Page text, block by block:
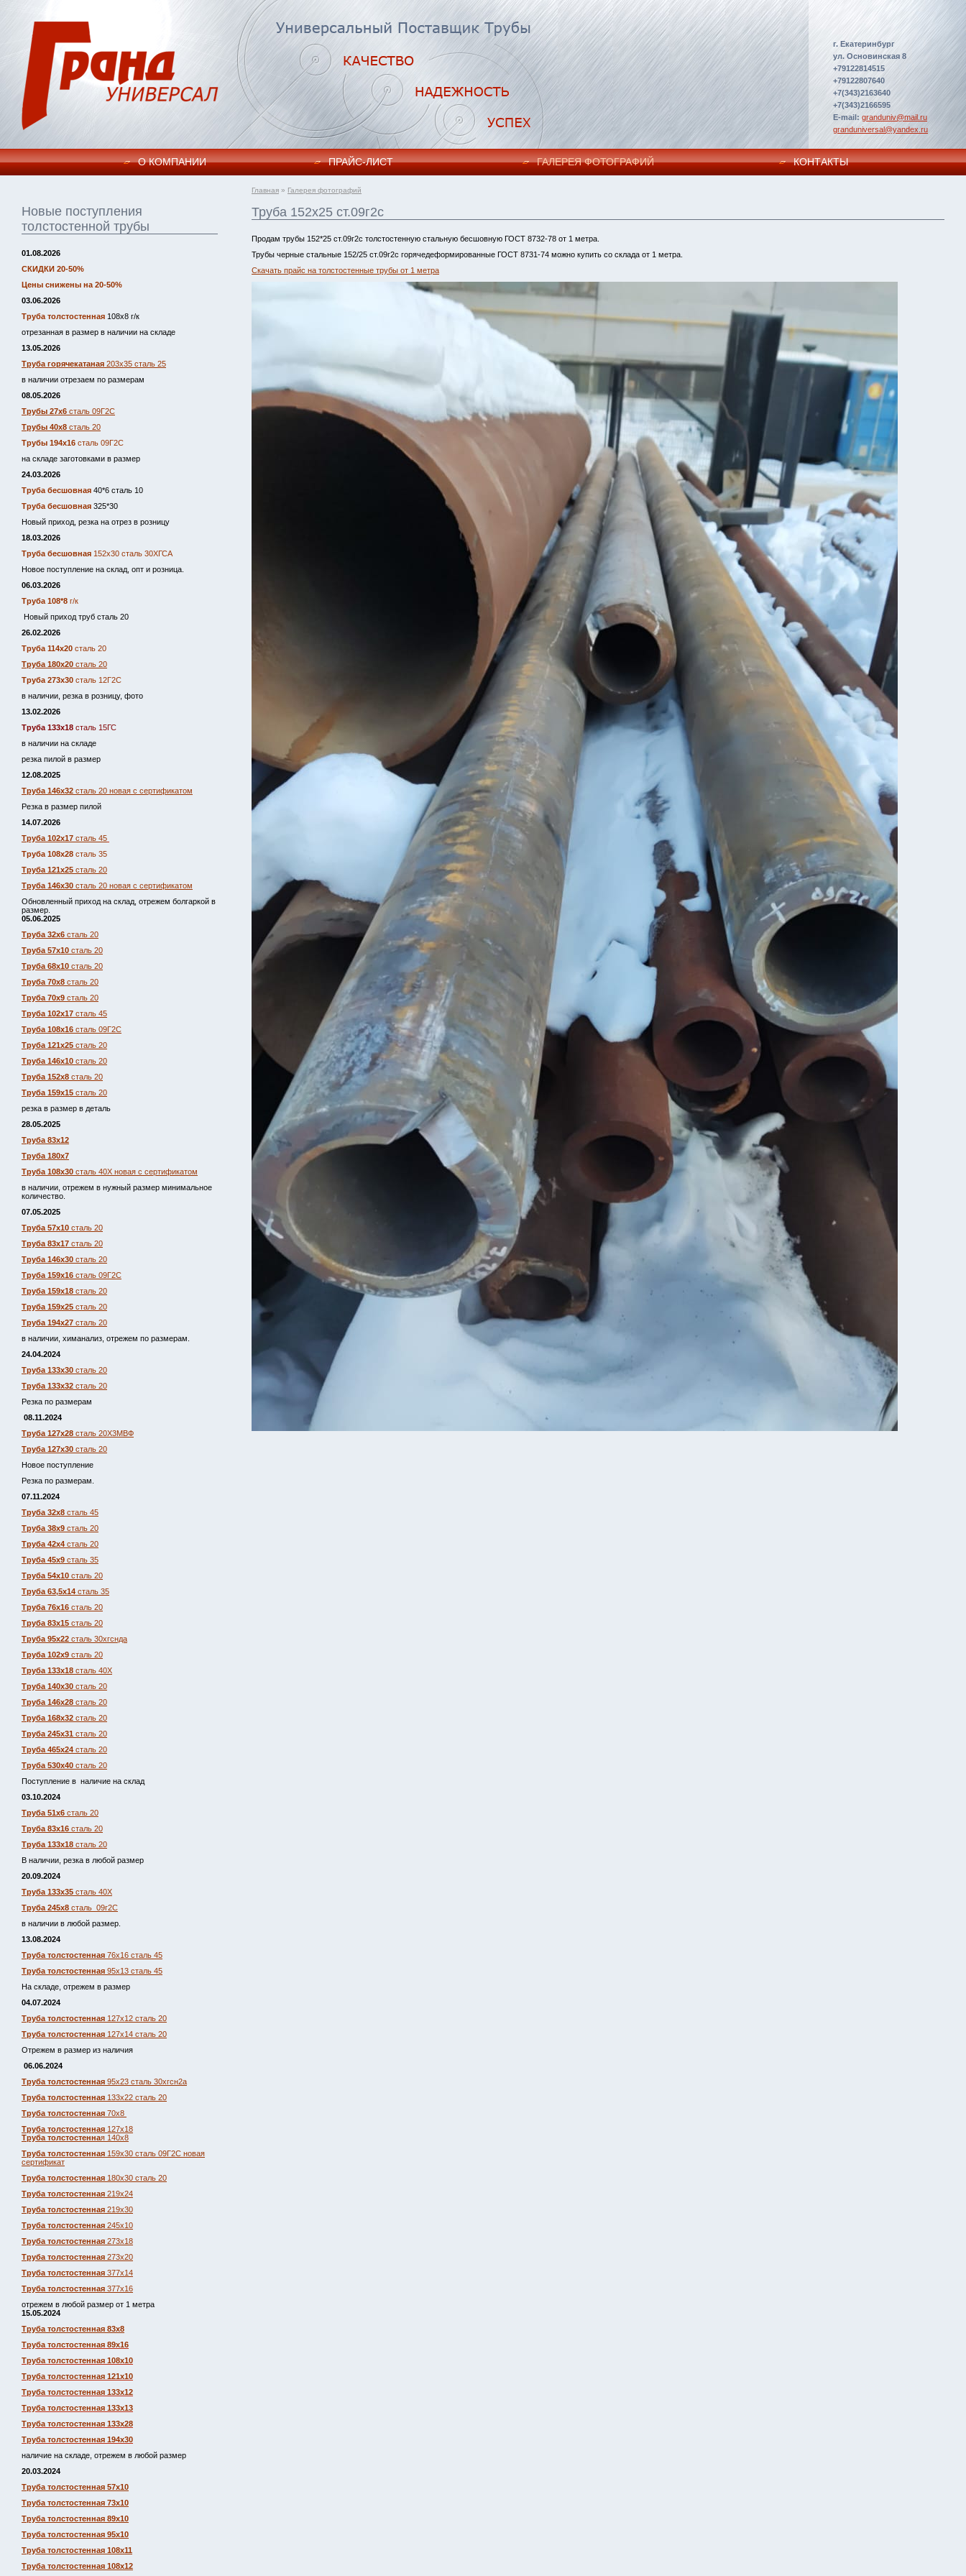
г. Екатеринбург
ул. Основинская 8
+79122814515
+79122807640
+7(343)2163640
+7(343)2166595
E-mail: granduniv@mail.ru
granduniversal@yandex.ru
О КОМПАНИИ ПРАЙC-ЛИСТ ГАЛЕРЕЯ ФОТОГРАФИЙ КОНТАКТЫ
Новые поступления
толстостенной трубы
01.08.2026
СКИДКИ 20-50%
Цены снижены на 20-50%
03.06.2026
Труба толстостенная 108х8 г/к
отрезанная в размер в наличии на складе
13.05.2026
Труба горячекатаная 203х35 сталь 25
в наличии отрезаем по размерам
08.05.2026
Трубы 27х6 сталь 09Г2С
Трубы 40х8 сталь 20
Трубы 194х16 сталь 09Г2С
на складе заготовками в размер
24.03.2026
Труба бесшовная 40*6 сталь 10
Труба бесшовная 325*30
Новый приход, резка на отрез в розницу
18.03.2026
Труба бесшовная 152х30 сталь 30ХГСА
Новое поступление на склад, опт и розница.
06.03.2026
Труба 108*8 г/к
Новый приход труб сталь 20
26.02.2026
Труба 114х20 сталь 20
Труба 180х20 сталь 20
Труба 273х30 сталь 12Г2С
в наличии, резка в розницу, фото
13.02.2026
Труба 133х18 сталь 15ГС
в наличии на складе
резка пилой в размер
12.08.2025
Труба 146х32 сталь 20 новая с сертификатом
Резка в размер пилой
14.07.2026
Труба 102х17 сталь 45
Труба 108х28 сталь 35
Труба 121х25 сталь 20
Труба 146х30 сталь 20 новая с сертификатом
Обновленный приход на склад, отрежем болгаркой в
размер.
05.06.2025
Труба 32х6 сталь 20
Труба 57х10 сталь 20
Труба 68х10 сталь 20
Труба 70х8 сталь 20
Труба 70х9 сталь 20
Труба 102х17 сталь 45
Труба 108х16 сталь 09Г2С
Труба 121х25 сталь 20
Труба 146х10 сталь 20
Труба 152х8 сталь 20
Труба 159х15 сталь 20
резка в размер в деталь
28.05.2025
Труба 83х12
Труба 180х7
Труба 108х30 сталь 40Х новая с сертификатом
в наличии, отрежем в нужный размер минимальное
количество.
07.05.2025
Труба 57х10 сталь 20
Труба 83х17 сталь 20
Труба 146х30 сталь 20
Труба 159х16 сталь 09Г2С
Труба 159х18 сталь 20
Труба 159х25 сталь 20
Труба 194х27 сталь 20
в наличии, химанализ, отрежем по размерам.
24.04.2024
Труба 133х30 сталь 20
Труба 133х32 сталь 20
Резка по размерам
08.11.2024
Труба 127х28 сталь 20Х3МВФ
Труба 127х30 сталь 20
Новое поступление
Резка по размерам.
07.11.2024
Труба 32х8 сталь 45
Труба 38х9 сталь 20
Труба 42х4 сталь 20
Труба 45х9 сталь 35
Труба 54х10 сталь 20
Труба 63,5х14 сталь 35
Труба 76х16 сталь 20
Труба 83х15 сталь 20
Труба 95х22 сталь 30хгснда
Труба 102х9 сталь 20
Труба 133х18 сталь 40Х
Труба 140х30 сталь 20
Труба 146х28 сталь 20
Труба 168х32 сталь 20
Труба 245х31 сталь 20
Труба 465х24 сталь 20
Труба 530х40 сталь 20
Поступление в наличие на склад
03.10.2024
Труба 51х6 сталь 20
Труба 83х16 сталь 20
Труба 133х18 сталь 20
В наличии, резка в любой размер
20.09.2024
Труба 133х35 сталь 40Х
Труба 245х8 сталь 09г2С
в наличии в любой размер.
13.08.2024
Труба толстостенная 76х16 сталь 45
Труба толстостенная 95х13 сталь 45
На складе, отрежем в размер
04.07.2024
Труба толстостенная 127х12 сталь 20
Труба толстостенная 127х14 сталь 20
Отрежем в размер из наличия
06.06.2024
Труба толстостенная 95х23 сталь 30хгсн2а
Труба толстостенная 133х22 сталь 20
Труба толстостенная 70х8
Труба толстостенная 127х18
Труба толстостенная 140х8
Труба толстостенная 159х30 сталь 09Г2С новая
сертификат
Труба толстостенная 180х30 сталь 20
Труба толстостенная 219х24
Труба толстостенная 219х30
Труба толстостенная 245х10
Труба толстостенная 273х18
Труба толстостенная 273х20
Труба толстостенная 377х14
Труба толстостенная 377х16
отрежем в любой размер от 1 метра
15.05.2024
Труба толстостенная 83х8
Труба толстостенная 89х16
Труба толстостенная 108х10
Труба толстостенная 121х10
Труба толстостенная 133х12
Труба толстостенная 133х13
Труба толстостенная 133х28
Труба толстостенная 194х30
наличие на складе, отрежем в любой размер
20.03.2024
Труба толстостенная 57х10
Труба толстостенная 73х10
Труба толстостенная 89х10
Труба толстостенная 95х10
Труба толстостенная 108х11
Труба толстостенная 108х12
Главная » Галерея фотографий
Труба 152х25 ст.09г2с
Продам трубы 152*25 ст.09г2с толстостенную стальную бесшовную ГОСТ 8732-78 от 1 метра.
Трубы черные стальные 152/25 ст.09г2с горячедеформированные ГОСТ 8731-74 можно купить со склада от 1 метра.
Скачать прайс на толстостенные трубы от 1 метра